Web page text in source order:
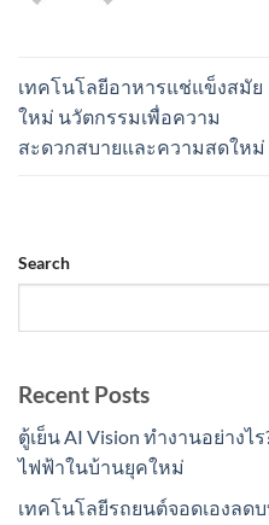
เทคโนโลยีอาหารแช่แข็งสมัย
ใหม่ นวัตกรรมเพื่อความ
สะดวกสบายและความสดใหม่
Search
Recent Posts
ตู้เย็น AI Vision ทำงานอย่างไ
ไฟฟ้าในบ้านยุคใหม่
เทคโนโลยีรถยนต์จอดเองลด